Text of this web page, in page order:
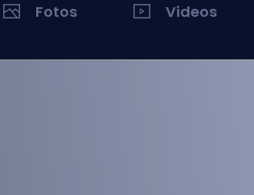
Fotos Videos